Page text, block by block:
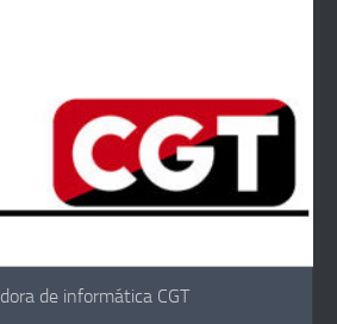
de informática CGT